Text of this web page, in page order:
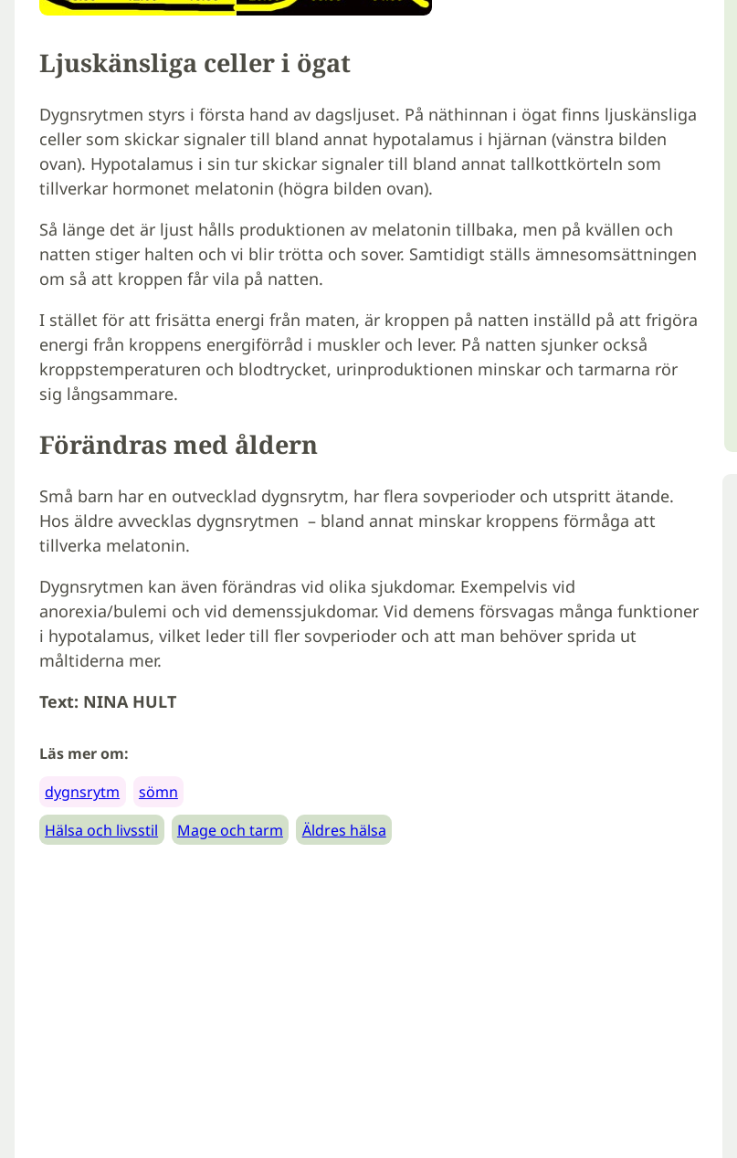
Ljuskänsliga celler i ögat
Dygnsrytmen styrs i första hand av dagsljuset. På näthinnan i ögat finns ljuskänsliga
celler som skickar signaler till bland annat hypotalamus i hjärnan (vänstra bilden
ovan). Hypotalamus i sin tur skickar signaler till bland annat tallkottkörteln som
tillverkar hormonet melatonin (högra bilden ovan).
Så länge det är ljust hålls produktionen av melatonin tillbaka, men på kvällen och
natten stiger halten och vi blir trötta och sover. Samtidigt ställs ämnesomsättningen
om så att kroppen får vila på natten.
I stället för att frisätta energi från maten, är kroppen på natten inställd på att frigöra
energi från kroppens energiförråd i muskler och lever. På natten sjunker också
kroppstemperaturen och blodtrycket, urinproduktionen minskar och tarmarna rör
sig långsammare.
Förändras med åldern
Små barn har en outvecklad dygnsrytm, har flera sovperioder och utspritt ätande.
Hos äldre avvecklas dygnsrytmen – bland annat minskar kroppens förmåga att
tillverka melatonin.
Dygnsrytmen kan även förändras vid olika sjukdomar. Exempelvis vid
anorexia/bulemi och vid demenssjukdomar. Vid demens försvagas många funktioner
i hypotalamus, vilket leder till fler sovperioder och att man behöver sprida ut
måltiderna mer.
Text: NINA HULT
Läs mer om:
dygnsrytm
sömn
Hälsa och livsstil
Mage och tarm Äldres hälsa